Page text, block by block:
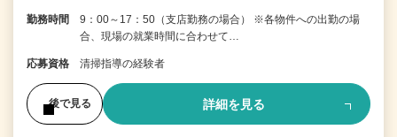
勤務時間
9：00～17：50（支店勤務の場合） ※各物件への出勤の場
合、現場の就業時間に合わせて…
応募資格 清掃指導の経験者
後で見る 詳細を見る